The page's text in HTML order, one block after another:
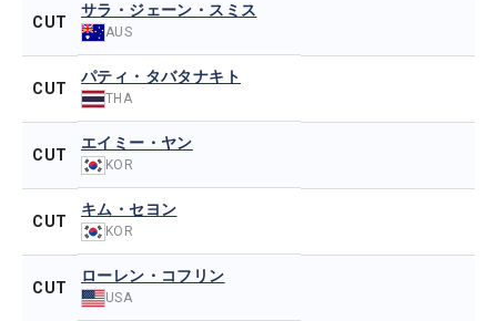
CUT
サラ・ジェーン・スミス
AUS
CUT
パティ・タバタナキト
THA
CUT
エイミー・ヤン
KOR
CUT
キム・セヨン
KOR
CUT
ローレン・コフリン
USA